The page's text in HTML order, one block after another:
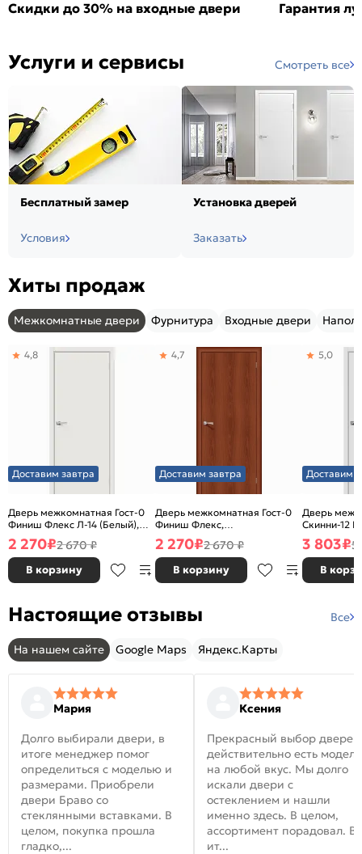
Скидки до 30% на входные двери Гарантия
Услуги и сервисы Смотреть все
Бесплатный замер
Условия
Установка дверей
Заказать
Хиты продаж
Межкомнатные двери Фурнитура Входные двери
Доставим завтра
Дверь межкомнатная Гост-0
Финиш Флекс Л-14 (Белый),
глухая, каркасно-щитовая
4,8
2 270₽2 670 ₽
В корзину
Доставим завтра
Дверь межкомнатная Гост-0
Финиш Флекс,
Ламинированные Л-11
(ИталОрех), глухая, каркасно-
щитовая
4,7
2 270₽2 670 ₽
В корзину
Доставим
Дверь
Скинни-12
глухая,
5,0
3 803₽5
В
Настоящие отзывы Все
На нашем сайте Google Maps Яндекс.Карты
Мария
Долго выбирали двери, в
итоге менеджер помог
определиться с моделью и
размерами. Приобрели
двери Браво со
стеклянными вставками. В
целом, покупка прошла
гладко,...
Ксения
Прекрасный выбор
действительно есть модели
на любой вкус. Мы долго
искали двери с
остеклением и нашли
именно здесь. В целом,
ассортимент порадовал. В
ит...